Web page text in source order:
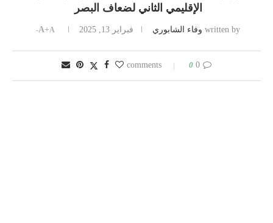
الإقليمي الثاني لضعاف البصر
written by وفاء الشابوري فبراير 13, 2025 A+A-
0 comments
0